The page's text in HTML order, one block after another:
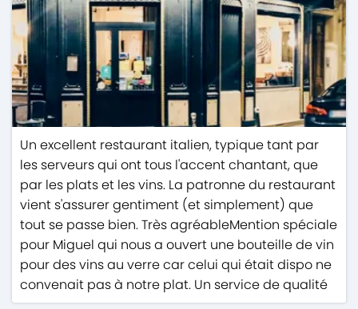
Un excellent restaurant italien, typique tant par
les serveurs qui ont tous l'accent chantant, que
par les plats et les vins. La patronne du restaurant
vient s'assurer gentiment (et simplement) que
tout se passe bien. Très agréableMention spéciale
pour Miguel qui nous a ouvert une bouteille de vin
pour des vins au verre car celui qui était dispo ne
convenait pas à notre plat. Un service de qualité